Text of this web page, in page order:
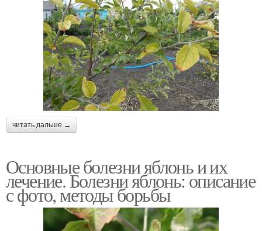
читать дальше →
Основные болезни яблонь и их
лечение. Болезни яблонь: описание
с фото, методы борьбы